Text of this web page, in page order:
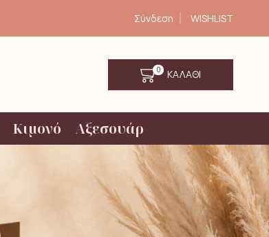
Σύνδεση WISHLIST
0 ΚΑΛΑΘΙ
Κιμονό Αξεσουάρ